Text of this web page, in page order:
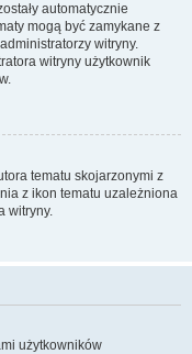
automatycznie
mogą być zamykane z
witryny.
witryny użytkownik
tematu skojarzonymi z
z ikon tematu uzależniona
witryny.
użytkowników